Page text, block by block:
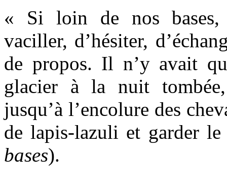
« Si loin de nos bases,
vaciller, d’hésiter,
de propos. Il n’y avait
glacier à la nuit
jusqu’à l’encolure des
de lapis-lazuli et garder
bases).